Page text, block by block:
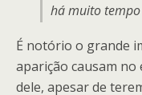
há muito
É notório o grande
aparição causam
dele, apesar de